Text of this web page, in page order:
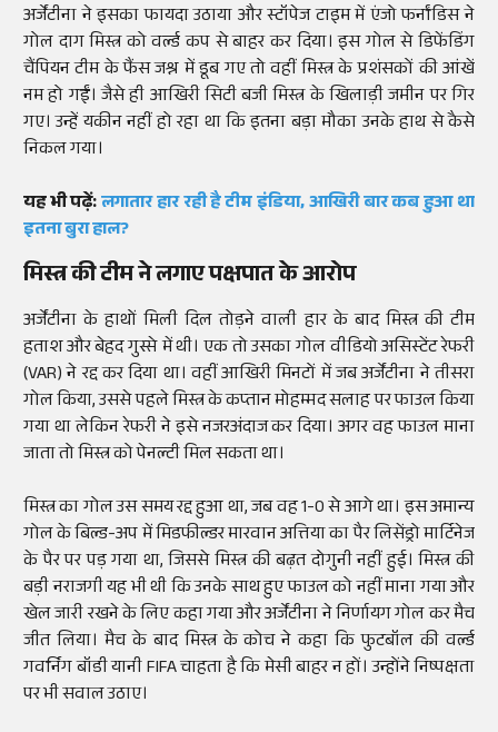
अर्जेंटीना ने इसका फायदा उठाया और स्टॉपेज टाइम में एंजो फर्नांडिस ने
गोल दाग मिस्त्र को वर्ल्ड कप से बाहर कर दिया। इस गोल से डिफेंडिंग
चैंपियन टीम के फैंस जश्न में डूब गए तो वहीं मिस्त्र के प्रशंसकों की आंखें
नम हो गईं। जैसे ही आखिरी सिटी बजी मिस्त्र के खिलाड़ी जमीन पर गिर
गए। उन्हें यकीन नहीं हो रहा था कि इतना बड़ा मौका उनके हाथ से कैसे
निकल गया।
यह भी पढ़ें:लगातार हार रही है टीम इंडिया, आखिरी बार कब हुआ था
इतना बुरा हाल?
मिस्त्र की टीम ने लगाए पक्षपात के आरोप
अर्जेंटीना के हाथों मिली दिल तोड़ने वाली हार के बाद मिस्त्र की टीम
हताश और बेहद गुस्से में थी। एक तो उसका गोल वीडियो असिस्टेंट रेफरी
(VAR) ने रद्द कर दिया था। वहीं आखिरी मिनटों में जब अर्जेंटीना ने तीसरा
गोल किया, उससे पहले मिस्त्र के कप्तान मोहम्मद सलाह पर फाउल किया
गया था लेकिन रेफरी ने इसे नजरअंदाज कर दिया। अगर वह फाउल माना
जाता तो मिस्त्र को पेनल्टी मिल सकता था।
मिस्त्र का गोल उस समय रद्द हुआ था, जब वह 1-0 से आगे था। इस अमान्य
गोल के बिल्ड-अप में मिडफील्डर मारवान अत्तिया का पैर लिसेंड्रो मार्टिनेज
के पैर पर पड़ गया था, जिससे मिस्त्र की बढ़त दोगुनी नहीं हुई। मिस्त्र की
बड़ी नराजगी यह भी थी कि उनके साथ हुए फाउल को नहीं माना गया और
खेल जारी रखने के लिए कहा गया और अर्जेंटीना ने निर्णायग गोल कर मैच
जीत लिया। मैच के बाद मिस्त्र के कोच ने कहा कि फुटबॉल की वर्ल्ड
गवर्निंग बॉडी यानी FIFA चाहता है कि मेसी बाहर न हों। उन्होंने निष्पक्षता
पर भी सवाल उठाए।